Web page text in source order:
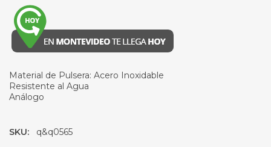
Material de Pulsera: Acero Inoxidable
Resistente al Agua
Análogo
SKU: q&q0565